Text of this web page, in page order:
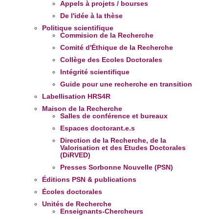
Appels à projets / bourses
De l'idée à la thèse
Politique scientifique
Commision de la Recherche
Comité d'Éthique de la Recherche
Collège des Ecoles Doctorales
Intégrité scientifique
Guide pour une recherche en transition
Labellisation HRS4R
Maison de la Recherche
Salles de conférence et bureaux
Espaces doctorant.e.s
Direction de la Recherche, de la
Valorisation et des Etudes Doctorales
(DiRVED)
Presses Sorbonne Nouvelle (PSN)
Éditions PSN & publications
Écoles doctorales
Unités de Recherche
Enseignants-Chercheurs